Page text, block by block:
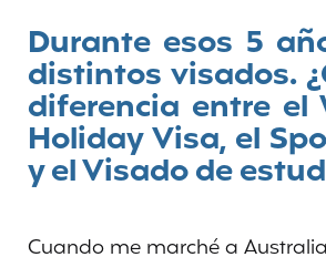
Durante esos 5
distintos visados.
diferencia entre el
Holiday Visa, el
y el Visado de
Cuando me marché a